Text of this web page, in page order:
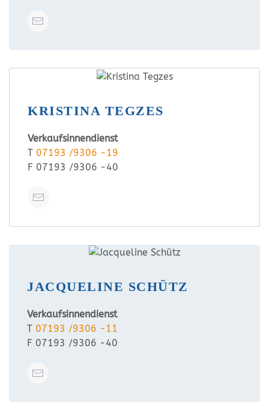
KRISTINA TEGZES
Verkaufsinnendienst
T 07193 /9306 -19
F 07193 /9306 -40
JACQUELINE SCHÜTZ
Verkaufsinnendienst
T 07193 /9306 -11
F 07193 /9306 -40